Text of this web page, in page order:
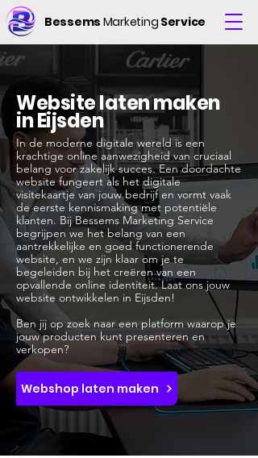
Bessems Marketing Service
Website laten maken
in Eijsden
In de moderne digitale wereld is een
krachtige online aanwezigheid van cruciaal
belang voor zakelijk succes. Een doordachte
website fungeert als het digitale
visitekaartje van jouw bedrijf en vormt vaak
de eerste kennismaking met potentiële
klanten. Bij Bessems Marketing Service
begrijpen we het belang van een
aantrekkelijke en goed functionerende
website, en we zijn klaar om je te
begeleiden bij het creëren van een
opvallende online identiteit. Laat ons jouw
website ontwikkelen in Eijsden!
Ben jij op zoek naar een platform waarop je
jouw producten kunt presenteren en
verkopen?
Webshop laten maken